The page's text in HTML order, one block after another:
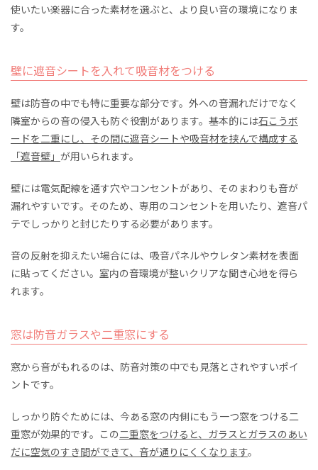
使いたい楽器に合った素材を選ぶと、より良い音の環境になりま
す。
壁に遮音シートを入れて吸音材をつける
壁は防音の中でも特に重要な部分です。外への音漏れだけでなく
隣室からの音の侵入も防ぐ役割があります。基本的には石こうボ
ードを二重にし、その間に遮音シートや吸音材を挟んで構成する
「遮音壁」 が用いられます。
壁には電気配線を通す穴やコンセントがあり、そのまわりも音が
漏れやすいです。そのため、専用のコンセントを用いたり、遮音パ
テでしっかりと封じたりする必要があります。
音の反射を抑えたい場合には、吸音パネルやウレタン素材を表面
に貼ってください。室内の音環境が整いクリアな聞き心地を得ら
れます。
窓は防音ガラスや二重窓にする
窓から音がもれるのは、防音対策の中でも見落とされやすいポイ
ントです。
しっかり防ぐためには、今ある窓の内側にもう一つ窓をつける二
重窓が効果的です。この二重窓をつけると、ガラスとガラスのあい
だに空気のすき間ができて、音が通りにくくなります。